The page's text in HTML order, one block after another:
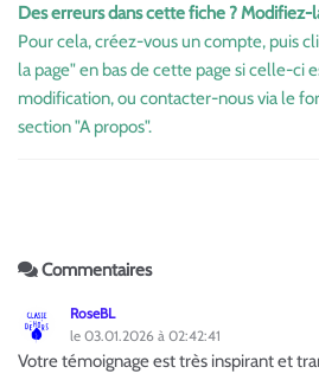
Des erreurs dans cette fiche ?
Pour cela, créez-vous un compte, puis
la page" en bas de cette page si celle-ci
modification, ou contacter-nous via le
section "A propos".
Commentaires
RoseBL
le 03.01.2026 à 02:42:41
Votre témoignage est très inspirant et